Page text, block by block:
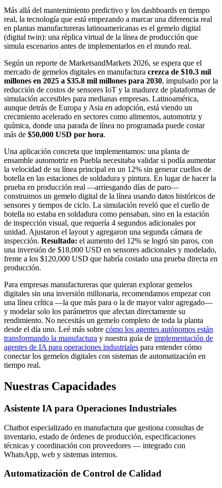
Más allá del mantenimiento predictivo y los dashboards en tiempo
real, la tecnología que está empezando a marcar una diferencia real
en plantas manufactureras latinoamericanas es el gemelo digital
(digital twin): una réplica virtual de la línea de producción que
simula escenarios antes de implementarlos en el mundo real.
Según un reporte de MarketsandMarkets 2026, se espera que el
mercado de gemelos digitales en manufactura crezca de $10.3 mil
millones en 2025 a $35.8 mil millones para 2030, impulsado por la
reducción de costos de sensores IoT y la madurez de plataformas de
simulación accesibles para medianas empresas. Latinoamérica,
aunque detrás de Europa y Asia en adopción, está viendo un
crecimiento acelerado en sectores como alimentos, automotriz y
química, donde una parada de línea no programada puede costar
más de $50,000 USD por hora.
Una aplicación concreta que implementamos: una planta de
ensamble automotriz en Puebla necesitaba validar si podía aumentar
la velocidad de su línea principal en un 12% sin generar cuellos de
botella en las estaciones de soldadura y pintura. En lugar de hacer la
prueba en producción real —arriesgando días de paro—
construimos un gemelo digital de la línea usando datos históricos de
sensores y tiempos de ciclo. La simulación reveló que el cuello de
botella no estaba en soldadura como pensaban, sino en la estación
de inspección visual, que requería 4 segundos adicionales por
unidad. Ajustaron el layout y agregaron una segunda cámara de
inspección. Resultado: el aumento del 12% se logró sin paros, con
una inversión de $18,000 USD en sensores adicionales y modelado,
frente a los $120,000 USD que habría costado una prueba directa en
producción.
Para empresas manufactureras que quieran explorar gemelos
digitales sin una inversión millonaria, recomendamos empezar con
una línea crítica —la que más para o la de mayor valor agregado—
y modelar solo los parámetros que afectan directamente su
rendimiento. No necesitás un gemelo completo de toda la planta
desde el día uno. Leé más sobre cómo los agentes autónomos están
transformando la manufactura y nuestra guía de implementación de
agentes de IA para operaciones industriales para entender cómo
conectar los gemelos digitales con sistemas de automatización en
tiempo real.
Nuestras Capacidades
Asistente IA para Operaciones Industriales
Chatbot especializado en manufactura que gestiona consultas de
inventario, estado de órdenes de producción, especificaciones
técnicas y coordinación con proveedores — integrado con
WhatsApp, web y sistemas internos.
Automatización de Control de Calidad